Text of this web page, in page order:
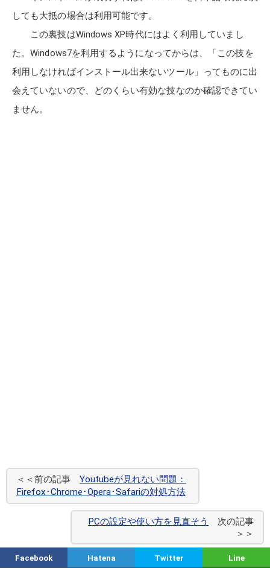
しても大抵の場合は利用可能です。
この裏技はWindows XP時代にはよく利用していまし
た。Windows7を利用するようになってからは、「この技を
利用しなければインストール出来ないツール」ってものに出
会えていないので、どのくらい有効な技なのか確認できてい
ません。
＜＜前の記事 Youtubeが見れない問題：
Firefox･Chrome･Opera･Safariの対処方法
PCの設定や使い方を見直そう
次の記事
＞＞
Facebook Hatena Twitter Line